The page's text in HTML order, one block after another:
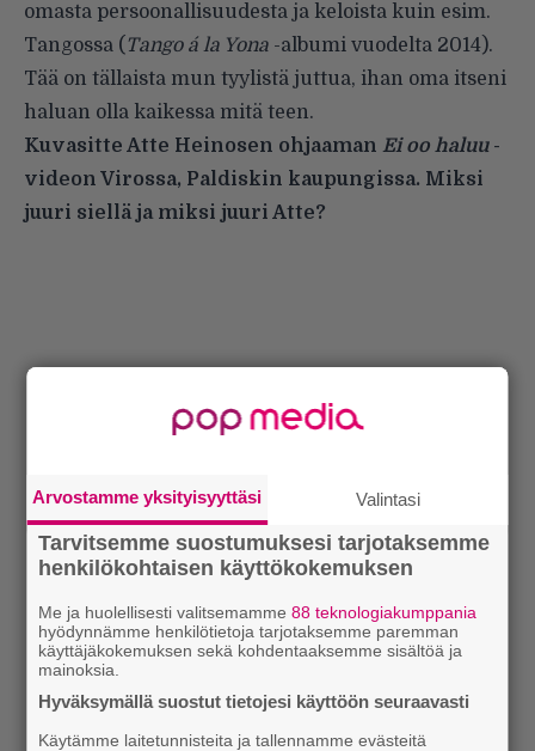
omasta persoonallisuudesta ja keloista kuin esim.
Tangossa ( Tango á la Yona -albumi vuodelta 2014).
Tää on tällaista mun tyylistä juttua, ihan oma itseni
haluan olla kaikessa mitä teen.
Kuvasitte Atte Heinosen ohjaaman Ei oo haluu-
videon Virossa, Paldiskin kaupungissa. Miksi
juuri siellä ja miksi juuri Atte?
Arvostamme yksityisyyttäsi Valintasi
Tarvitsemme suostumuksesi tarjotaksemme
henkilökohtaisen käyttökokemuksen
Me ja huolellisesti valitsemamme88 teknologiakumppania
hyödynnämme henkilötietoja tarjotaksemme paremman
käyttäjäkokemuksen sekä kohdentaaksemme sisältöä ja
mainoksia.
Hyväksymällä suostut tietojesi käyttöön seuraavasti
Käytämme laitetunnisteita ja tallennamme evästeitä